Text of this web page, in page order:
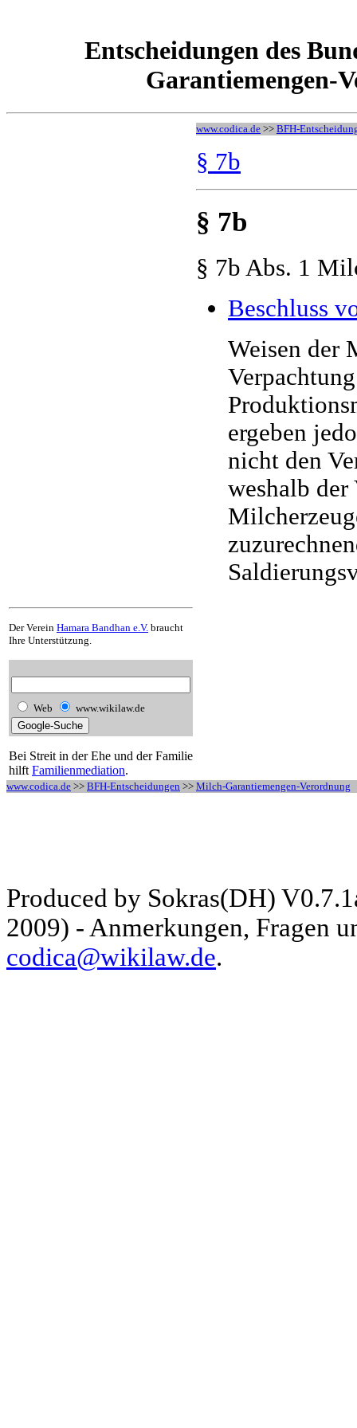
Entscheidungen des
Garantiemengen-
Der Verein Hamara Bandhan e.V. braucht
Ihre Unterstützung.
Web www.wikilaw.de
Bei Streit in der Ehe und der Familie
hilft Familienmediation.
www.codica.de >> BFH-
§ 7b
§ 7b
§ 7b Abs. 1
Beschluss
Weisen der
ergeben
nicht den
weshalb der
www.codica.de >> BFH-Entscheidungen >> Milch-Garantiemengen-Verordnung
Produced by Sokras(DH)
2009) - Anmerkungen, Fragen
codica@wikilaw.de.